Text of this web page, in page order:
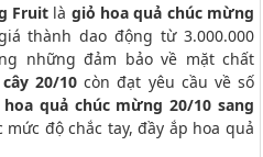
Fruit là giỏ hoa quả chúc mừng
thành dao động từ 3.000.000
những đảm bảo về mặt chất
20/10 còn đạt yêu cầu về số
quả chúc mừng 20/10 sang
độ chắc tay, đầy ắp hoa quả